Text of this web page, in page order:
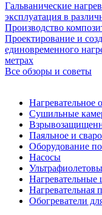
Гальванические
эксплуатация в
Производство
Проектирование и
единовременного
метрах
Все обзоры и советы
Нагревательное
Сушильные
Паяльное и
Оборудование
Насосы
Нагревательные
Нагревательная
Обогреватели